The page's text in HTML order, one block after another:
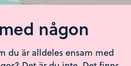
någon
du är alldeles ensam med